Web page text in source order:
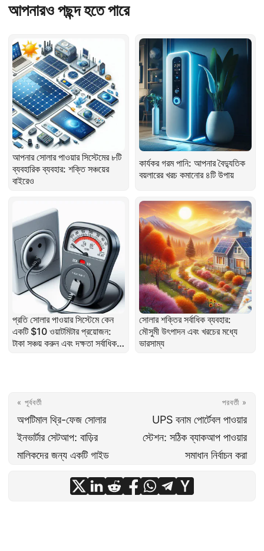
আপনারও পছন্দ হতে পারে
আপনার সোলার পাওয়ার সিস্টেমের ৮টি
ব্যবহারিক ব্যবহার: শক্তি সঞ্চয়ের
বাইরেও
কার্যকর গরম পানি: আপনার বৈদ্যুতিক
বয়লারের খরচ কমানোর ৪টি উপায়
প্রতি সোলার পাওয়ার সিস্টেমে কেন
একটি $10 ওয়াটমিটার প্রয়োজন:
টাকা সঞ্চয় করুন এবং দক্ষতা সর্বাধিক
সোলার শক্তির সর্বাধিক ব্যবহার:
মৌসুমী উৎপাদন এবং খরচের মধ্যে
ভারসাম্য
« পূর্ববর্তী
অপটিমাল থ্রি-ফেজ সোলার
ইনভার্টার সেটআপ: বাড়ির
মালিকদের জন্য একটি গাইড
পরবর্তী »
UPS বনাম পোর্টেবল পাওয়ার
স্টেশন: সঠিক ব্যাকআপ পাওয়ার
সমাধান নির্বাচন করা